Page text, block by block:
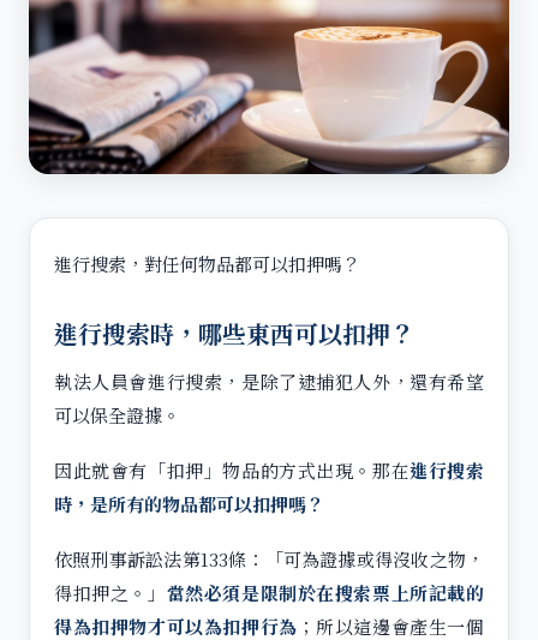
進行搜索，對任何物品都可以扣押嗎？
進行搜索時，哪些東西可以扣押？
執法人員會進行搜索，是除了逮捕犯人外，還有希望
可以保全證據。
因此就會有「扣押」物品的方式出現。那在進行搜索
時，是所有的物品都可以扣押嗎？
依照刑事訴訟法第133條：「可為證據或得沒收之物，
得扣押之。」 當然必須是限制於在搜索票上所記載的
得為扣押物才可以為扣押行為 ；所以這邊會產生一個